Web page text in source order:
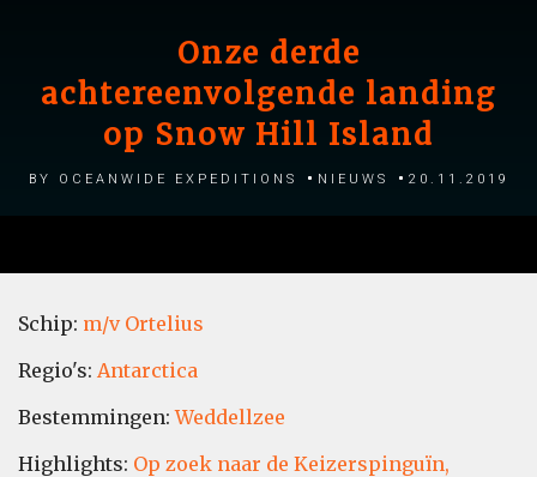
Onze derde
achtereenvolgende landing
op Snow Hill Island
by Oceanwide Expeditions Nieuws 20.11.2019
Schip: m/v Ortelius
Regio's: Antarctica
Bestemmingen:Weddellzee
Highlights: Op zoek naar de Keizerspinguïn,